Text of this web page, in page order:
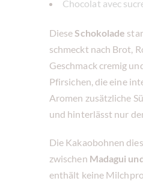
Chocolat avec
DieseSchokolade
schmeckt nach Brot,
Geschmack cremig
Pfirsichen, die eine
Aromen zusätzliche
und hinterlässt nur
Die Kakaobohnen
zwischen Madagui
enthält keine